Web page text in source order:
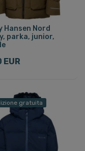
Hansen Nord
parka, junior,
EUR
gratuita